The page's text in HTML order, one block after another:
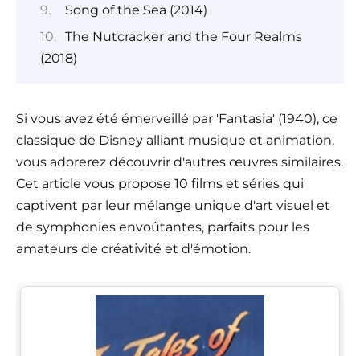
Song of the Sea (2014)
The Nutcracker and the Four Realms
(2018)
Si vous avez été émerveillé par 'Fantasia' (1940), ce
classique de Disney alliant musique et animation,
vous adorerez découvrir d'autres œuvres similaires.
Cet article vous propose 10 films et séries qui
captivent par leur mélange unique d'art visuel et
de symphonies envoûtantes, parfaits pour les
amateurs de créativité et d'émotion.